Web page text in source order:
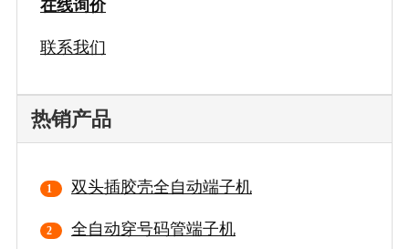
在线询价
联系我们
热销产品
双头插胶壳全自动端子机
全自动穿号码管端子机